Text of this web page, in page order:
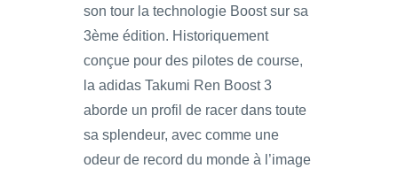
son tour la technologie Boost sur sa
3ème édition. Historiquement
conçue pour des pilotes de course,
la adidas Takumi Ren Boost 3
aborde un profil de racer dans toute
sa splendeur, avec comme une
odeur de record du monde à l’image